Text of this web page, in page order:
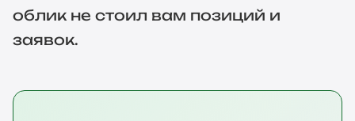
облик не стоил вам позиций и
заявок.